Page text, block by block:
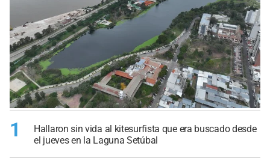
1
Hallaron sin vida al kitesurfista que era buscado desde
el jueves en la Laguna Setúbal